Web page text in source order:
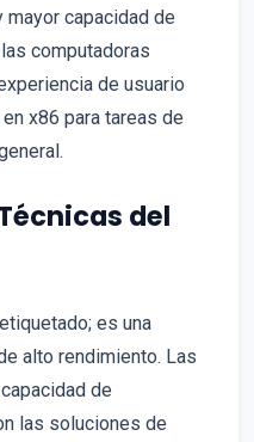
capacidad de
computadoras
de usuario
x86 para tareas de
del
es una
alto rendimiento. Las
de
las soluciones de